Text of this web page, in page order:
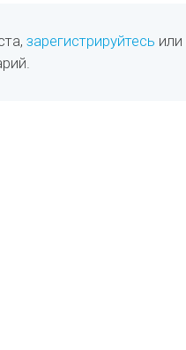
зарегистрируйтесь или